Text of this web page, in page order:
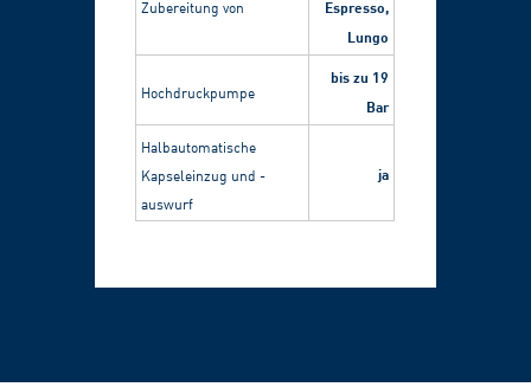
Zubereitung von
Espresso,
Lungo
Hochdruckpumpe
bis zu 19
Bar
Halbautomatische
Kapseleinzug und -
auswurf
ja